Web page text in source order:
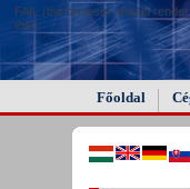
FAIL (the browser should
this).
Főoldal